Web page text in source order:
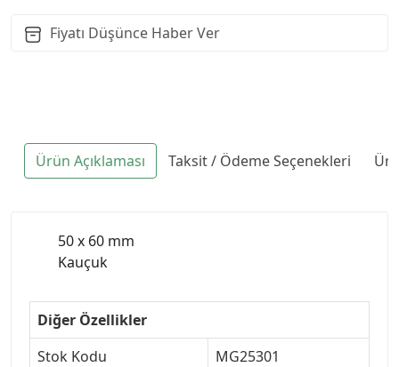
Fiyatı Düşünce Haber Ver
Ürün Açıklaması Taksit / Ödeme Seçenekleri
50 x 60 mm
Kauçuk
Diğer Özellikler
Stok Kodu
MG25301